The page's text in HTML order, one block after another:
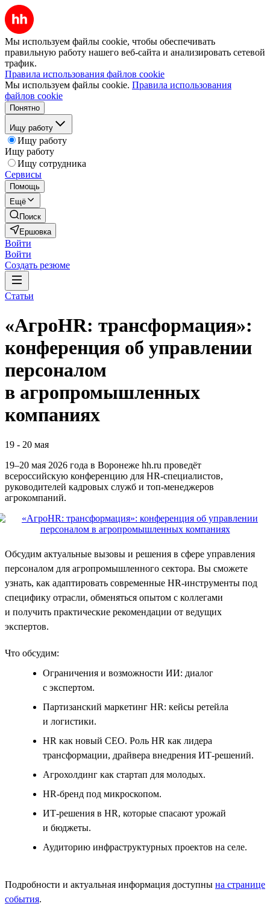
Мы используем файлы cookie, чтобы обеспечивать
правильную работу нашего веб-сайта и анализировать сетевой
трафик.
Правила использования файлов cookie
Мы используем файлы cookie. Правила использования
файлов cookie
Понятно
Ищу работу
Ищу работу
Ищу работу
Ищу сотрудника
Сервисы
Помощь
Ещё
Поиск
Ершовка
Войти
Войти
Создать резюме
Статьи
«АгроHR: трансформация»:
конференция об управлении
персоналом
в агропромышленных
компаниях
19 - 20 мая
19–20 мая 2026 года в Воронеже hh.ru проведёт
всероссийскую конференцию для HR‑специалистов,
руководителей кадровых служб и топ‑менеджеров
агрокомпаний.
Обсудим актуальные вызовы и решения в сфере управления
персоналом для агропромышленного сектора. Вы сможете
узнать, как адаптировать современные HR‑инструменты под
специфику отрасли, обменяться опытом с коллегами
и получить практические рекомендации от ведущих
экспертов.
Что обсудим:
Ограничения и возможности ИИ: диалог
с экспертом.
Партизанский маркетинг HR: кейсы ретейла
и логистики.
HR как новый CEO. Роль HR как лидера
трансформации, драйвера внедрения ИТ-решений.
Агрохолдинг как стартап для молодых.
HR-бренд под микроскопом.
ИТ-решения в HR, которые спасают урожай
и бюджеты.
Аудиторию инфраструктурных проектов на селе.
Подробности и актуальная информация доступны на странице
события.